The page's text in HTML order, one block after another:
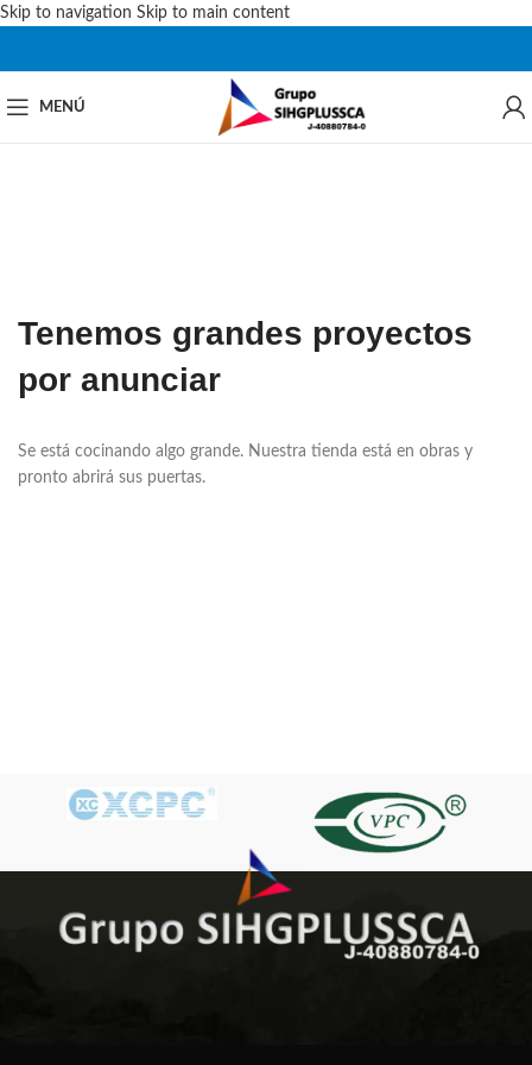
Skip to navigation Skip to main content
MENÚ
Tenemos grandes proyectos
por anunciar
Se está cocinando algo grande. Nuestra tienda está en obras y
pronto abrirá sus puertas.